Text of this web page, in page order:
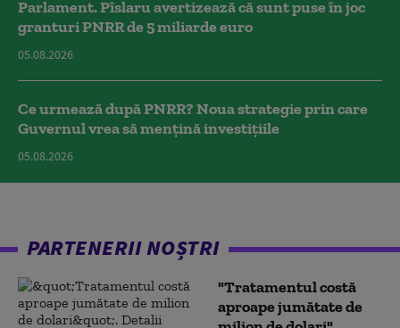
Parlament. Pîslaru avertizează că sunt puse în joc
granturi PNRR de 5 miliarde euro
05.08.2026
Ce urmează după PNRR? Noua strategie prin care
Guvernul vrea să mențină investițiile
05.08.2026
PARTENERII NOȘTRI
"Tratamentul costă
aproape jumătate de